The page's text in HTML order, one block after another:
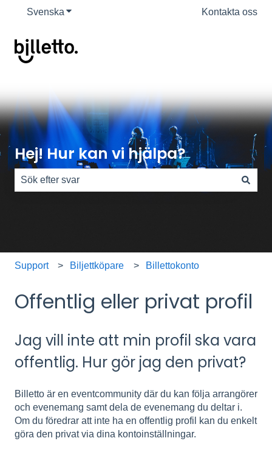
Svenska Visa undermenyer för översättningarKontakta oss
Hej! Hur kan vi hjälpa?
Support Biljettköpare Billettokonto
Offentlig eller privat profil
Jag vill inte att min profil ska vara
offentlig. Hur gör jag den privat?
Billetto är en eventcommunity där du kan följa arrangörer
och evenemang samt dela de evenemang du deltar i.
Om du föredrar att inte ha en offentlig profil kan du enkelt
göra den privat via dina kontoinställningar.